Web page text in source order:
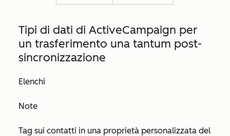
Tipi di dati di ActiveCampaign per
un trasferimento una tantum post-
sincronizzazione
Elenchi
Note
Tag sui contatti in una proprietà personalizzata del